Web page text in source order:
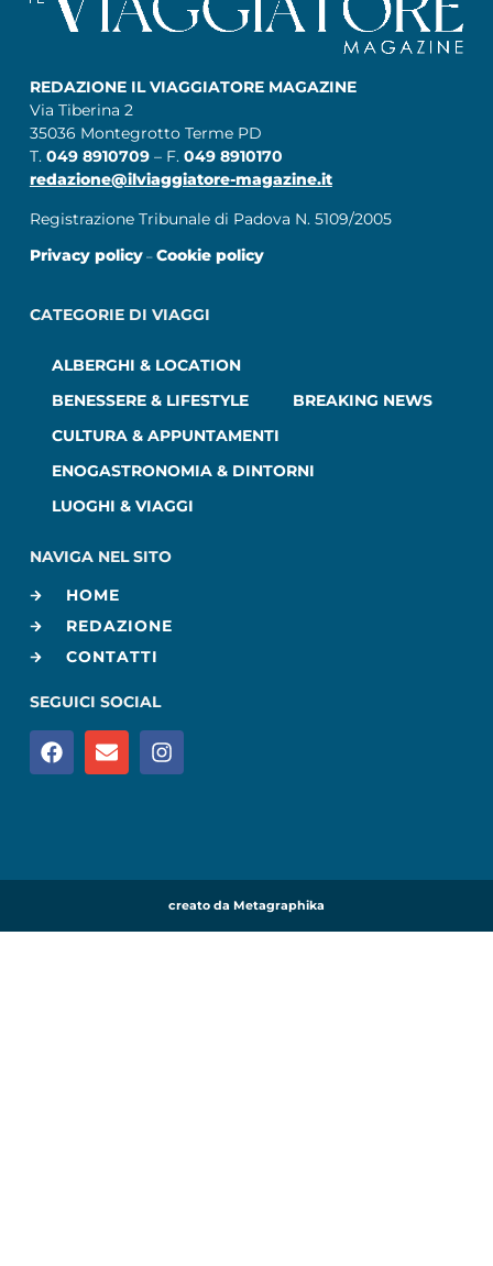
REDAZIONE IL VIAGGIATORE MAGAZINE
Via Tiberina 2
35036 Montegrotto Terme PD
T. 049 8910709 – F. 049 8910170
redazione@ilviaggiatore-magazine.it
Registrazione Tribunale di Padova N. 5109/2005
Privacy policy– Cookie policy
CATEGORIE DI VIAGGI
ALBERGHI & LOCATION
BENESSERE & LIFESTYLE
BREAKING NEWS
CULTURA & APPUNTAMENTI
ENOGASTRONOMIA & DINTORNI
LUOGHI & VIAGGI
NAVIGA NEL SITO
HOME
REDAZIONE
CONTATTI
SEGUICI SOCIAL
creato da Metagraphika